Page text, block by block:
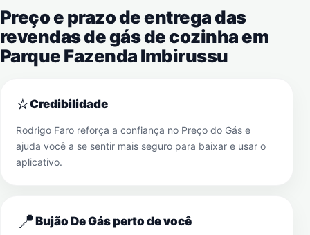
Preço e prazo de entrega das
revendas de gás de cozinha em
Parque Fazenda Imbirussu
⭐Credibilidade
Rodrigo Faro reforça a confiança no Preço do Gás e
ajuda você a se sentir mais seguro para baixar e usar o
aplicativo.
📍Bujão De Gás perto de você